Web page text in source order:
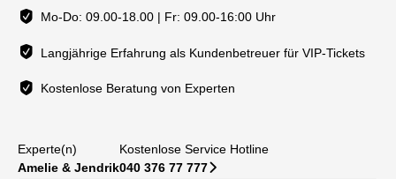
Mo-Do: 09.00-18.00 | Fr: 09.00-16:00 Uhr
Langjährige Erfahrung als Kundenbetreuer für VIP-Tickets
Kostenlose Beratung von Experten
Experte(n)
Amelie & Jendrik
Kostenlose Service Hotline
040 376 77 777􀆊